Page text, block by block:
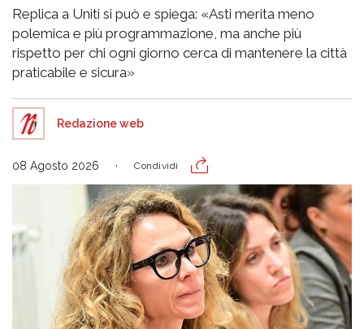
Replica a Uniti si può e spiega: «Asti merita meno
polemica e più programmazione, ma anche più
rispetto per chi ogni giorno cerca di mantenere la città
praticabile e sicura»
Redazione web
08 Agosto 2026 Condividi